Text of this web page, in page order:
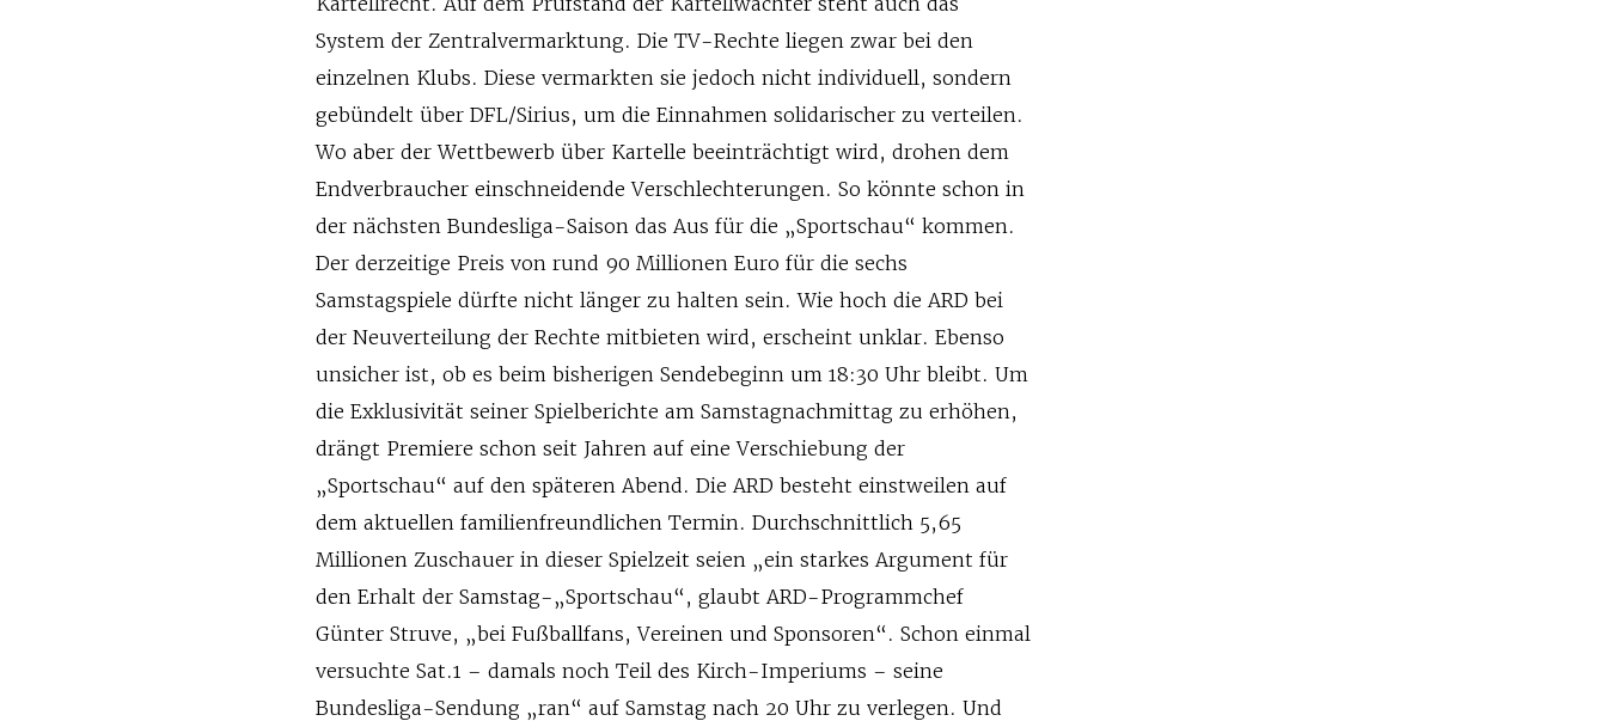
System der Zentralvermarktung. Die TV-Rechte liegen zwar bei den
einzelnen Klubs. Diese vermarkten sie jedoch nicht individuell, sondern
gebündelt über DFL/Sirius, um die Einnahmen solidarischer zu verteilen.
Wo aber der Wettbewerb über Kartelle beeinträchtigt wird, drohen dem
Endverbraucher einschneidende Verschlechterungen. So könnte schon in
der nächsten Bundesliga-Saison das Aus für die „Sportschau“ kommen.
Der derzeitige Preis von rund 90 Millionen Euro für die sechs
Samstagspiele dürfte nicht länger zu halten sein. Wie hoch die ARD bei
der Neuverteilung der Rechte mitbieten wird, erscheint unklar. Ebenso
unsicher ist, ob es beim bisherigen Sendebeginn um 18:30 Uhr bleibt. Um
die Exklusivität seiner Spielberichte am Samstagnachmittag zu erhöhen,
drängt Premiere schon seit Jahren auf eine Verschiebung der
„Sportschau“ auf den späteren Abend. Die ARD besteht einstweilen auf
dem aktuellen familienfreundlichen Termin. Durchschnittlich 5,65
Millionen Zuschauer in dieser Spielzeit seien „ein starkes Argument für
den Erhalt der Samstag-„Sportschau“, glaubt ARD-Programmchef
Günter Struve, „bei Fußballfans, Vereinen und Sponsoren“. Schon einmal
versuchte Sat.1 – damals noch Teil des Kirch-Imperiums – seine
Bundesliga-Sendung „ran“ auf Samstag nach 20 Uhr zu verlegen. Und